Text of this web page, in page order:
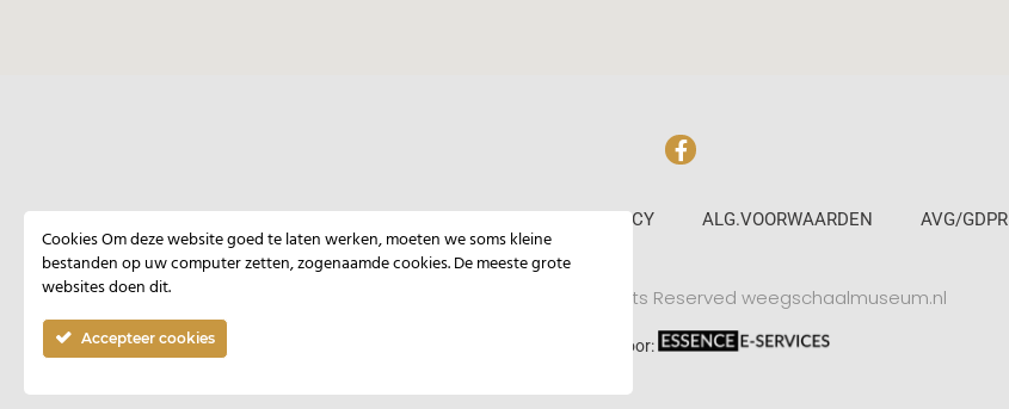
PRIVACY ALG.VOORWAARDEN AVG/GDPR
Copyright 2026 © All rights Reserved weegschaalmuseum.nl
Webdesign door:
Cookies Om deze website goed te laten werken, moeten we soms kleine
bestanden op uw computer zetten, zogenaamde cookies. De meeste grote
websites doen dit.
Accepteer cookies